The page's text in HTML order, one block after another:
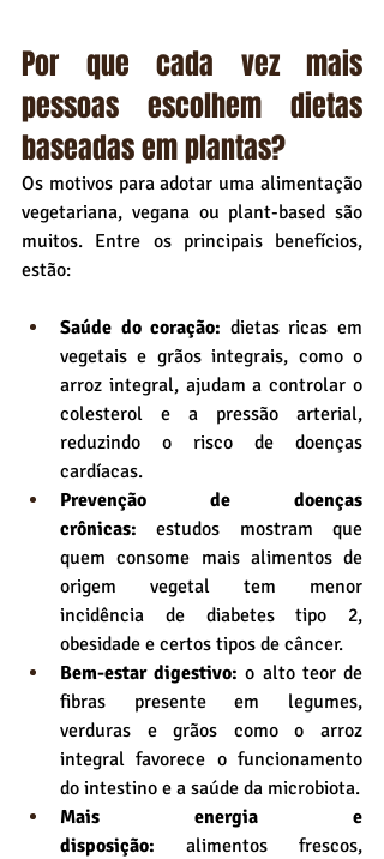
Por que cada vez mais
pessoas escolhem dietas
baseadas em plantas?
Os motivos para adotar uma alimentação
vegetariana, vegana ou plant-based são
muitos. Entre os principais benefícios,
estão:
Saúde do coração: dietas ricas em
vegetais e grãos integrais, como o
arroz integral, ajudam a controlar o
colesterol e a pressão arterial,
reduzindo o risco de doenças
cardíacas.
Prevenção de doenças
crônicas: estudos mostram que
quem consome mais alimentos de
origem vegetal tem menor
incidência de diabetes tipo 2,
obesidade e certos tipos de câncer.
Bem-estar digestivo: o alto teor de
fibras presente em legumes,
verduras e grãos como o arroz
integral favorece o funcionamento
do intestino e a saúde da microbiota.
Mais energia e
disposição: alimentos frescos,